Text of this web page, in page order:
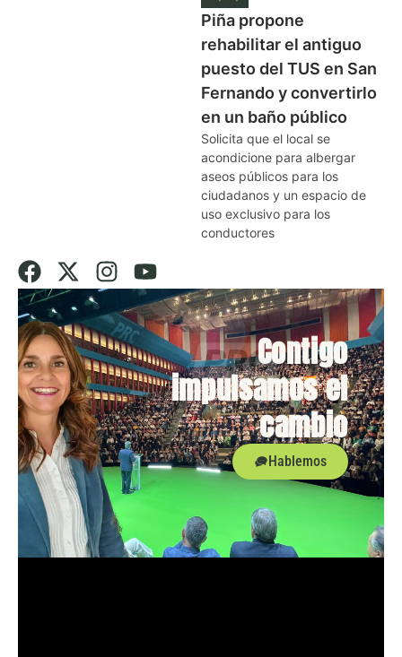
Piña propone
rehabilitar el antiguo
puesto del TUS en San
Fernando y convertirlo
en un baño público
Solicita que el local se
acondicione para albergar
aseos públicos para los
ciudadanos y un espacio de
uso exclusivo para los
conductores
Contigo
impulsamos el
cambio
Hablemos